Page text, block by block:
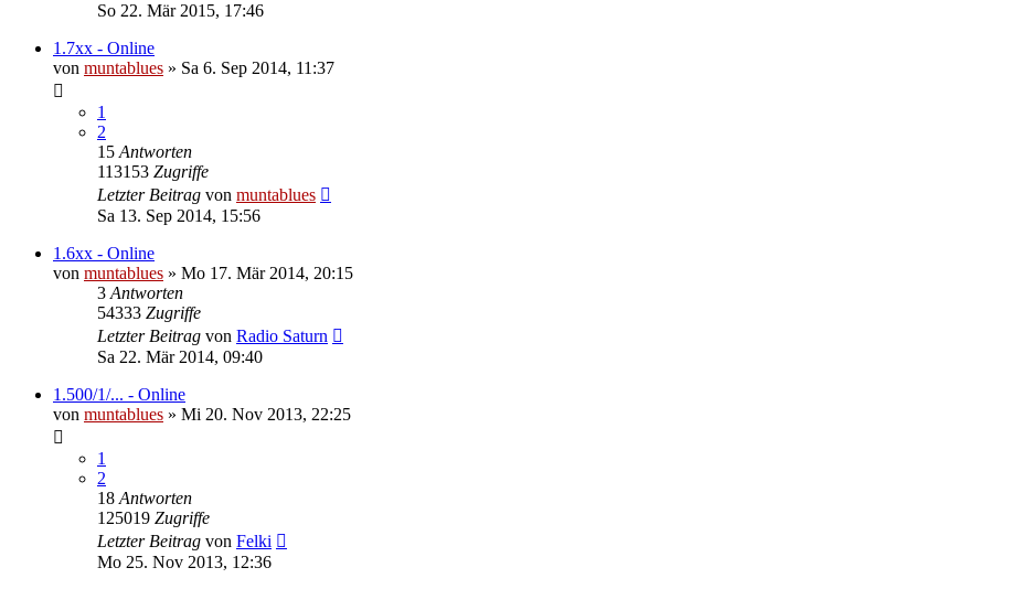
So 22. Mär 2015, 17:46
1.7xx - Online
von muntablues » Sa 6. Sep 2014, 11:37
1
2
15 Antworten
113153 Zugriffe
Letzter Beitrag von muntablues
Sa 13. Sep 2014, 15:56
1.6xx - Online
von muntablues » Mo 17. Mär 2014, 20:15
3 Antworten
54333 Zugriffe
Letzter Beitrag von Radio Saturn
Sa 22. Mär 2014, 09:40
1.500/1/... - Online
von muntablues » Mi 20. Nov 2013, 22:25
1
2
18 Antworten
125019 Zugriffe
Letzter Beitrag von Felki
Mo 25. Nov 2013, 12:36